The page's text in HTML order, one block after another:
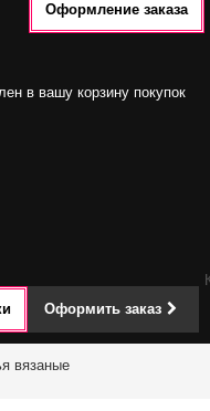
Оформление заказа
в вашу корзину покупок
Оформить заказ
Toggle
вязаные